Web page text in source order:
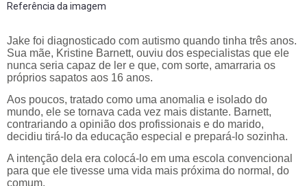
Referência da imagem
Jake foi diagnosticado com autismo quando tinha três anos.
Sua mãe, Kristine Barnett, ouviu dos especialistas que ele
nunca seria capaz de ler e que, com sorte, amarraria os
próprios sapatos aos 16 anos.
Aos poucos, tratado como uma anomalia e isolado do
mundo, ele se tornava cada vez mais distante. Barnett,
contrariando a opinião dos profissionais e do marido,
decidiu tirá-lo da educação especial e prepará-lo sozinha.
A intenção dela era colocá-lo em uma escola convencional
para que ele tivesse uma vida mais próxima do normal, do
comum.